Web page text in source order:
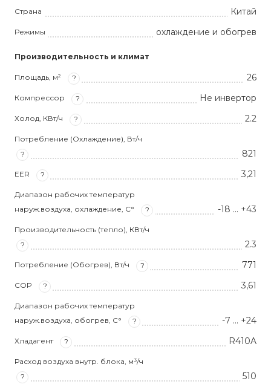
Страна Китай
Режимы охлаждение и обогрев
Производительность и климат
Площадь, м² ? 26
Компрессор ? Не инвертор
Холод, КВт/ч ? 2.2
Потребление (Охлаждение), Вт/ч
?
821
EER ? 3,21
Диапазон рабочих температур
наруж.воздуха, охлаждение, С°
? -18 … +43
Производительность (тепло), КВт/ч
?
2.3
Потребление (Обогрев), Вт/ч ? 771
COP ? 3,61
Диапазон рабочих температур
наруж.воздуха, обогрев, С°
? -7 … +24
Хладагент ? R410A
Расход воздуха внутр. блока, м³/ч
?
510